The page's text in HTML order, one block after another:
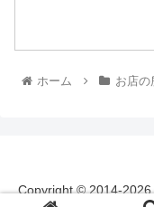
ホーム お店の
Copyright © 2014-2026